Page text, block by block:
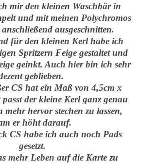
mir den kleinen Waschbär in
und mit meinen Polychromos
ausgeschnitten.
für den kleinen Kerl habe ich
Spritzern Feige gestaltet und
geinkt. Auch hier bin ich sehr
geblieben.
CS hat ein Maß von 4,5cm x
der kleine Kerl ganz genau
hervor stechen zu lassen,
er höht darauf.
CS habe ich auch noch Pads
gesetzt.
mehr Leben auf die Karte zu